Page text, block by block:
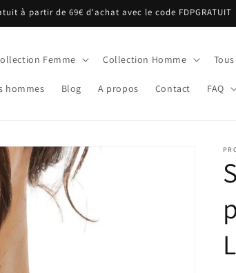
à partir de 69€ d'achat avec le code FDPGRATUIT
Femme Collection Homme
hommes Blog A propos Contact FAQ